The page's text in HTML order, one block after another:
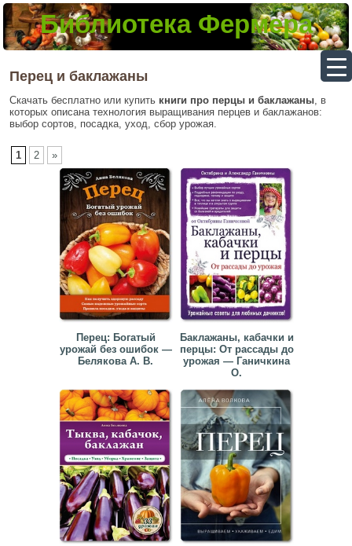
Библиотека Фермера
Перец и баклажаны
Скачать бесплатно или купить книги про перцы и баклажаны, в
которых описана технология выращивания перцев и баклажанов:
выбор сортов, посадка, уход, сбор урожая.
1 2 »
Перец: Богатый
урожай без ошибок —
Белякова А. В.
Баклажаны, кабачки и
перцы: От рассады до
урожая — Ганичкина
О.
▼
▼